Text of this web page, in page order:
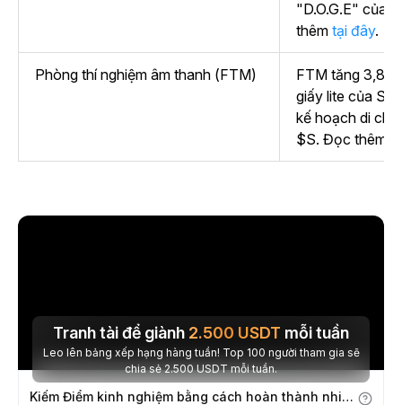
"D.O.G.E" của
thêm tại đây.
Phòng thí nghiệm âm thanh (FTM)
FTM tăng 3,8%
giấy lite của
kế hoạch di
$S. Đọc thêm
Tranh tài để giành 2.500 USDT mỗi tuần
Leo lên bảng xếp hạng hàng tuần! Top 100 người tham gia sẽ
chia sẻ 2.500 USDT mỗi tuần.
Kiếm Điểm kinh nghiệm bằng cách hoàn thành nhiệm vụ